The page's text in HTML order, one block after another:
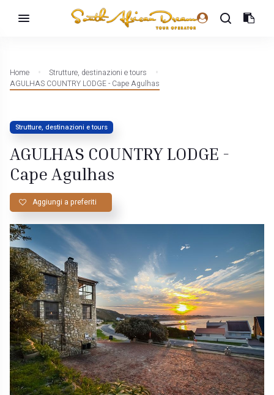
Home
Strutture, destinazioni e tours
AGULHAS COUNTRY LODGE - Cape Agulhas
Strutture, destinazioni e tours
AGULHAS COUNTRY LODGE -
Cape Agulhas
Aggiungi a preferiti